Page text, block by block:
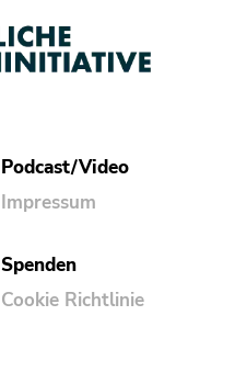
Podcast/Video
Impressum
Spenden
Cookie Richtlinie